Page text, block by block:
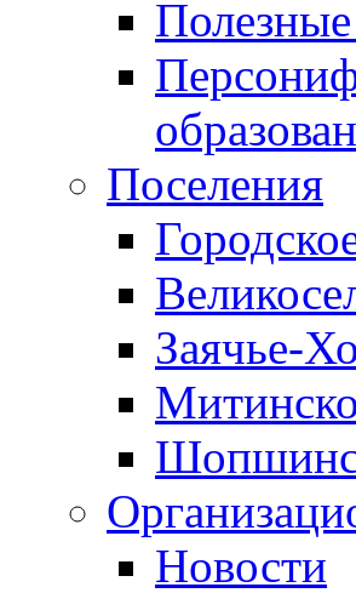
Поселения
Заячье-
Новости